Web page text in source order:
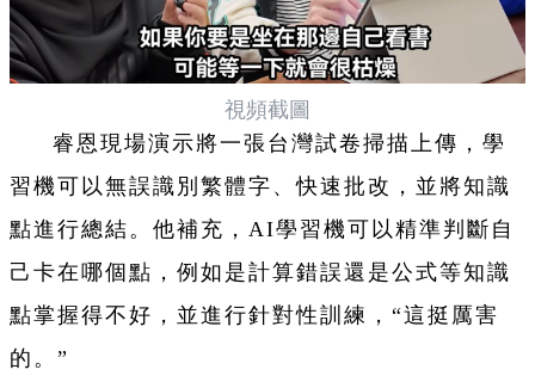
視頻截圖
睿恩現場演示將一張台灣試卷掃描上傳，學
習機可以無誤識別繁體字、快速批改，並將知識
點進行總結。他補充，AI學習機可以精準判斷自
己卡在哪個點，例如是計算錯誤還是公式等知識
點掌握得不好，並進行針對性訓練，“這挺厲害
的。”